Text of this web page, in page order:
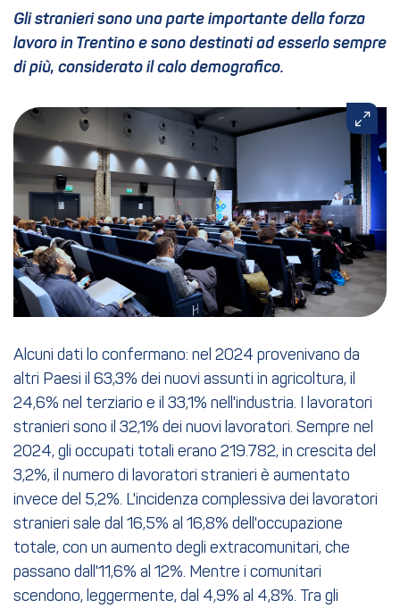
Gli stranieri sono una parte importante della forza
lavoro in Trentino e sono destinati ad esserlo sempre
di più, considerato il calo demografico.
Alcuni dati lo confermano: nel 2024 provenivano da
altri Paesi il 63,3% dei nuovi assunti in agricoltura, il
24,6% nel terziario e il 33,1% nell'industria. I lavoratori
stranieri sono il 32,1% dei nuovi lavoratori. Sempre nel
2024, gli occupati totali erano 219.782, in crescita del
3,2%, il numero di lavoratori stranieri è aumentato
invece del 5,2%. L'incidenza complessiva dei lavoratori
stranieri sale dal 16,5% al 16,8% dell'occupazione
totale, con un aumento degli extracomunitari, che
passano dall'11,6% al 12%. Mentre i comunitari
scendono, leggermente, dal 4,9% al 4,8%. Tra gli